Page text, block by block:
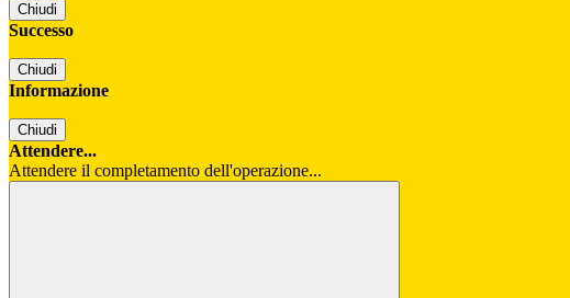
Chiudi
Successo
Chiudi
Informazione
Chiudi
Attendere...
Attendere il completamento dell'operazione...